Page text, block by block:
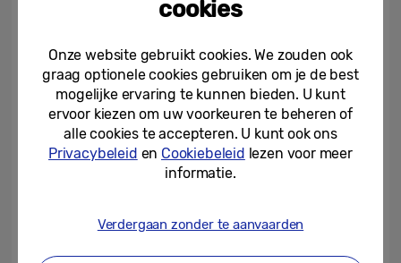
learning ontvang je informatie over de
omgeving waarin je je op dat moment
bevindt. Je richt de camera bijvoorbeeld
op een monument en bij herkenning geeft
Bixby alle informatie die voorhanden is.
Vreemde talen en valuta zet je zo in
fysiek hebt gezien. Verder houdt Bixby via
de camera je calorieverbruik gedurende de
cookies
Onze website gebruikt cookies. We zouden ook
graag optionele cookies gebruiken om je de best
mogelijke ervaring te kunnen bieden. U kunt
ervoor kiezen om uw voorkeuren te beheren of
alle cookies te accepteren. U kunt ook ons
Privacybeleid en Cookiebeleid lezen voor meer
informatie.
Verdergaan zonder te aanvaarden